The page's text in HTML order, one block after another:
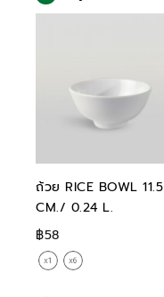
ถ้วย RICE BOWL 11.5
CM./ 0.24 L.
฿58